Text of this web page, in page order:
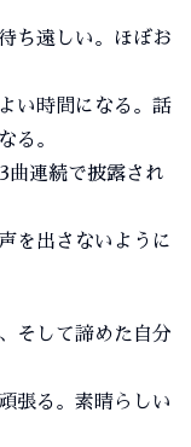
ち遠しい。ほぼお
い時間になる。話
る。
曲連続で披露され
を出さないように
そして諦めた自分
張る。素晴らしい